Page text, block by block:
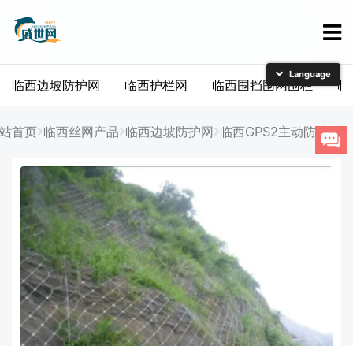
临西边坡防护网 临西护栏网 临西围挡围网围栏 临
首页 临西丝网产品 临西边坡防护网 临西GPS2主动防护网
简体中文
日本語